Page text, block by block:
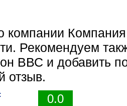
компании
Рекомендуем
ВВС и добавить
отзыв.
0.0